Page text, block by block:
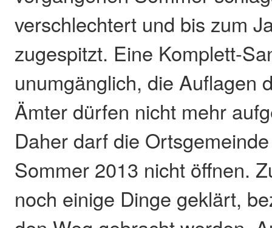
verschlechtert und bis zum
zugespitzt. Eine Komplett-
unumgänglich, die Auflagen
Ämter dürfen nicht mehr
Daher darf die
Sommer 2013 nicht öffnen.
noch einige Dinge geklärt,